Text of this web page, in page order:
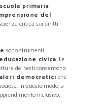
scuola primaria
del
critica sui diritti
sono strumenti
educazione civica. Le
dei testi consentono
democratici che
In questo modo, si
inclusivo,